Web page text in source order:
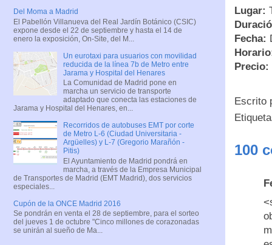
Lugar:
Fecha:
Precio:
Escrito
100
Del Moma a Madrid
El Pabellón Villanueva del Real Jardín Botánico (CSIC)
expone desde el 22 de septiembre y hasta el 14 de
enero la exposición, On-Site, del M...
Un eurotaxi para usuarios con movilidad
reducida de la línea 7b de Metro entre
Jarama y Hospital del Henares
La Comunidad de Madrid pone en
marcha un servicio de transporte
adaptado que conecta las estaciones de
Jarama y Hospital del Henares, en...
Recorridos de autobuses EMT por corte
de Metro L-6 (Ciudad Universitaria -
Argüelles) y L-7 (Gregorio Marañón -
Pitis)
El Ayuntamiento de Madrid pondrá en
marcha, a través de la Empresa Municipal
de Transportes de Madrid (EMT Madrid), dos servicios
especiales...
Cupón de la ONCE Madrid 2016
Se pondrán en venta el 28 de septiembre, para el sorteo
del jueves 1 de octubre "Cinco millones de corazonadas
se unirán al sueño de Ma...